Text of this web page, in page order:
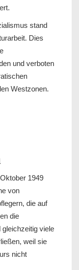
stand
Dies
und verboten
Westzonen.
1949
von
die auf
die
gleichzeitig viele
weil sie
nicht